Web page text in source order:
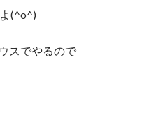
(^o^)
スでやるので